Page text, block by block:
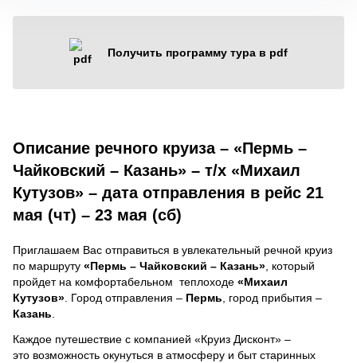
Получить программу тура в pdf
Описание речного круиза – «Пермь –
Чайковский – Казань» – т/х «Михаил
Кутузов» – дата отправления в рейс 21
мая (чт) – 23 мая (сб)
Приглашаем Вас отправиться в увлекательный речной круиз
по маршруту «Пермь – Чайковский – Казань» , который
пройдет на комфортабельном теплоходе «Михаил
Кутузов» . Город отправления – Пермь , город прибытия –
Казань
Каждое путешествие с компанией «Круиз Дисконт» –
это возможность окунуться в атмосферу и быт старинных